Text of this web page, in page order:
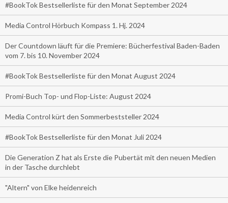
#BookTok Bestsellerliste für den Monat September 2024
Media Control Hörbuch Kompass 1. Hj. 2024
Der Countdown läuft für die Premiere: Bücherfestival Baden-Baden
vom 7. bis 10. November 2024
#BookTok Bestsellerliste für den Monat August 2024
Promi-Buch Top- und Flop-Liste: August 2024
Media Control kürt den Sommerbeststeller 2024
#BookTok Bestsellerliste für den Monat Juli 2024
Die Generation Z hat als Erste die Pubertät mit den neuen Medien
in der Tasche durchlebt
"Altern" von Elke heidenreich